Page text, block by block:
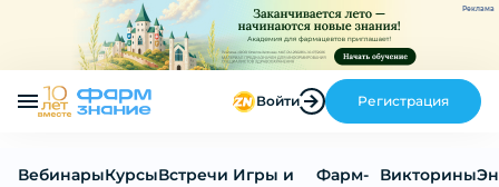
Реклама
Войти Регистрация
ВебинарыКурсыВстречи Игры и
Фарм-
Викторины